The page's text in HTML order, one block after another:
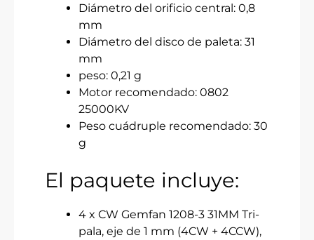
Diámetro del orificio central: 0,8
mm
Diámetro del disco de paleta: 31
mm
peso: 0,21 g
Motor recomendado: 0802
25000KV
Peso cuádruple recomendado: 30
g
El paquete incluye:
4 x CW Gemfan 1208-3 31MM Tri-
pala, eje de 1 mm (4CW + 4CCW),